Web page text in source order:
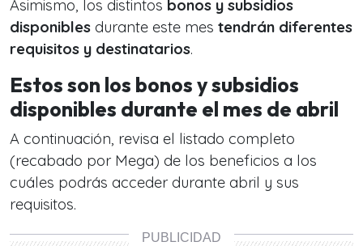
Asimismo, los distintos bonos y subsidios
disponibles durante este mes tendrán diferentes
requisitos y destinatarios.
Estos son los bonos y subsidios
disponibles durante el mes de abril
A continuación, revisa el listado completo
(recabado por Mega) de los beneficios a los
cuáles podrás acceder durante abril y sus
requisitos.